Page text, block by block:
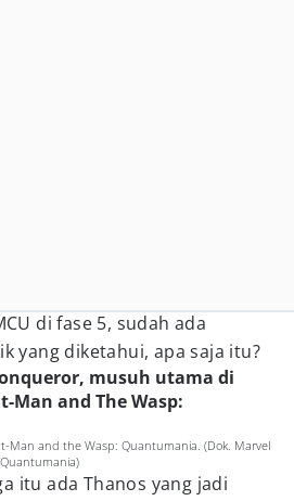
di fase 5, sudah ada
yang diketahui, apa saja itu?
musuh utama di
Man and The Wasp:
Man and the Wasp: Quantumania. (Dok. Marvel
itu ada Thanos yang jadi